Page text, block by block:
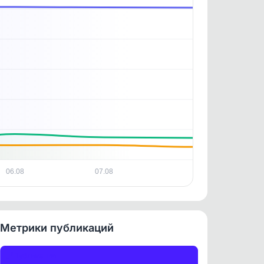
По
06.08 07.08
Метрики публикаций